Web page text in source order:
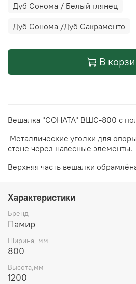
Дуб Сонома / Белый глянец
Дуб Сонома /Дуб Сакраменто
В
Вешалка "СОНАТА" ВШС-800 с
Металлические уголки для
стене через навесные элементы.
Верхняя часть вешалки
Характеристики
Бренд
Памир
Ширина, мм
800
Высота,мм
1200